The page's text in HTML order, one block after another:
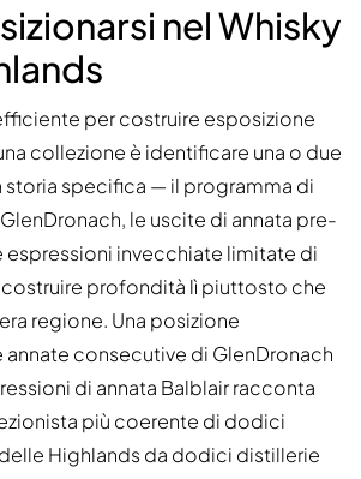
nel Whisky
per costruire esposizione
collezione è identificare una o due
storia specifica — il programma di
le uscite di annata pre-
espressioni invecchiate limitate di
profondità lì piuttosto che
regione. Una posizione
annate consecutive di GlenDronach
di annata Balblair racconta
più coerente di dodici
Highlands da dodici distillerie